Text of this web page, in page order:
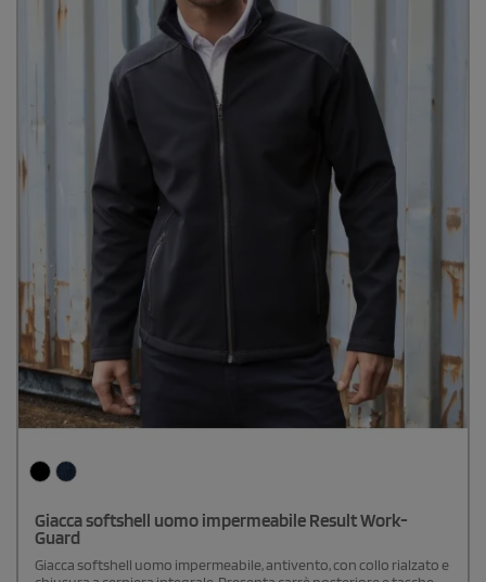
Giacca softshell uomo impermeabile Result Work-
Guard
Giacca softshell uomo impermeabile, antivento, con collo rialzato e